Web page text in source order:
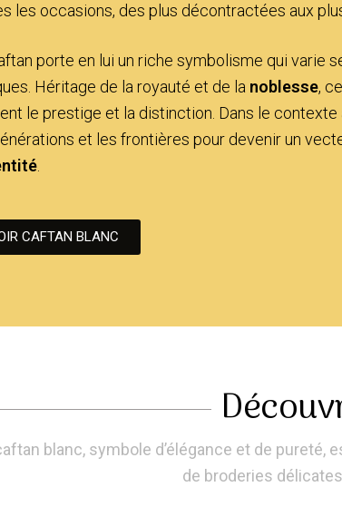
les occasions, des plus décontractées aux
porte en lui un riche symbolisme qui varie
Héritage de la royauté et de la noblesse,
le prestige et la distinction. Dans le
et les frontières pour devenir un
CAFTAN BLANC
blanc, symbole d’élégance et de
de broderies